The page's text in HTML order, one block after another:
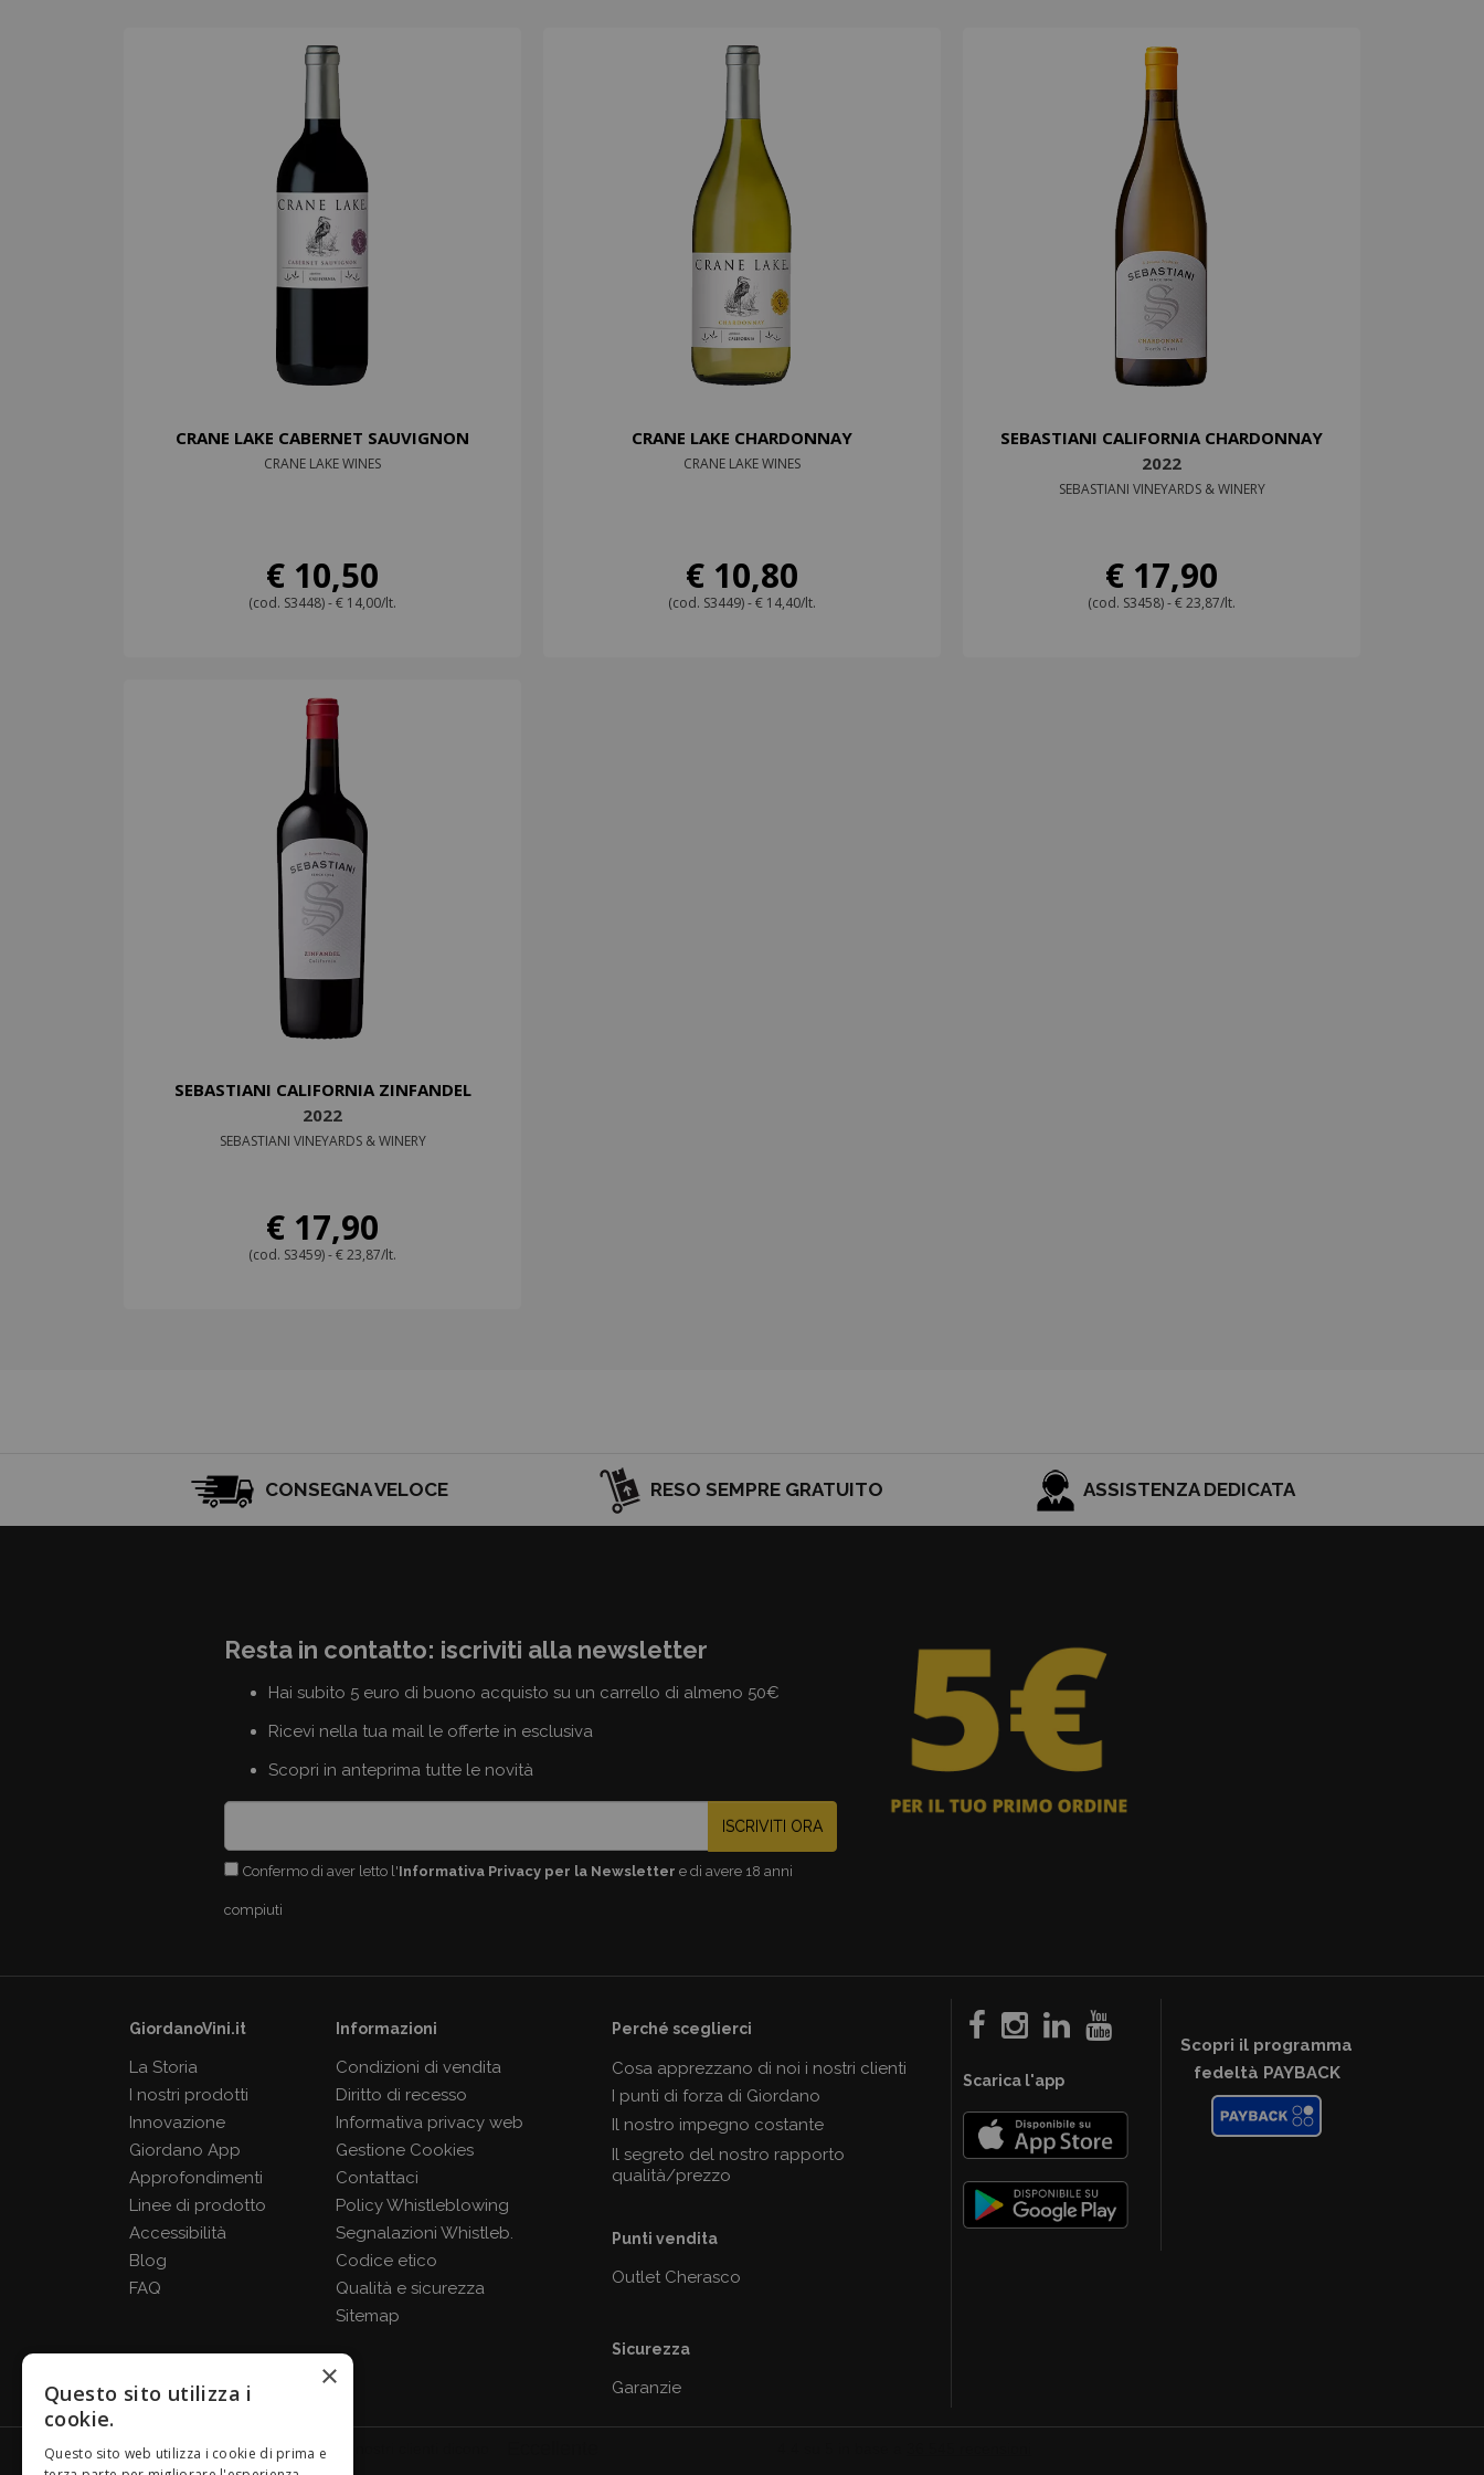
CRANE LAKE CABERNET SAUVIGNON
CRANE LAKE WINES
€ 10,50
(cod. S3448) - € 14,00/lt.
CRANE LAKE CHARDONNAY
CRANE LAKE WINES
€ 10,80
(cod. S3449) - € 14,40/lt.
SEBASTIANI CALIFORNIA CHARDONNAY
2022
SEBASTIANI VINEYARDS & WINERY
€ 17,90
(cod. S3458) - € 23,87/lt.
SEBASTIANI CALIFORNIA ZINFANDEL
2022
SEBASTIANI VINEYARDS & WINERY
€ 17,90
(cod. S3459) - € 23,87/lt.
CONSEGNA VELOCE RESO SEMPRE GRATUITO ASSISTENZA DEDICATA
Resta in contatto: iscriviti alla newsletter
Hai subito 5 euro di buono acquisto su un carrello di almeno 50€
Ricevi nella tua mail le offerte in esclusiva
Scopri in anteprima tutte le novità
ISCRIVITI ORA
Confermo di aver letto l'Informativa Privacy per la Newsletter e di avere 18 anni
compiuti
GiordanoVini.it
La Storia
I nostri prodotti
Innovazione
Giordano App
Approfondimenti
Linee di prodotto
Accessibilità
Blog
FAQ
Informazioni
Condizioni di vendita
Diritto di recesso
Informativa privacy web
Gestione Cookies
Contattaci
Policy Whistleblowing
Segnalazioni Whistleb.
Codice etico
Qualità e sicurezza
Sitemap
Perché sceglierci
Cosa apprezzano di noi i nostri clienti
I punti di forza di Giordano
Il nostro impegno costante
Il segreto del nostro rapporto
qualità/prezzo
Punti vendita
Outlet Cherasco
Sicurezza
Garanzie
Scarica l'app
Scopri il programma
fedeltà PAYBACK
×
Questo sito utilizza i
cookie.
Questo sito web utilizza i cookie di prima e